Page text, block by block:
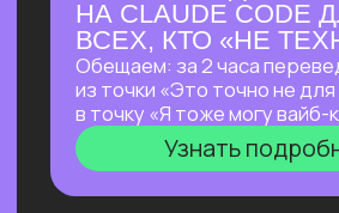
И перейти от «пробую
возможности ИИ» к «делаю на ИИ 500к+
и имею очередь из клиентов»
Узнать подробнее
OPENCLAW: КАК